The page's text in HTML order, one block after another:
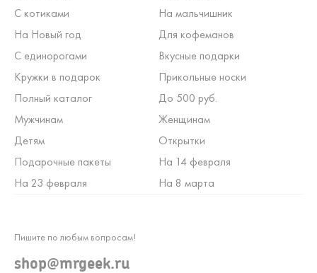
С котиками
На мальчишник
На Новый год
Для кофеманов
С единорогами
Вкусные подарки
Кружки в подарок
Прикольные носки
Полный каталог
До 500 руб.
Мужчинам
Женщинам
Детям
Открытки
Подарочные пакеты
На 14 февраля
На 23 февраля
На 8 марта
Пишите по любым вопросам!
shop@mrgeek.ru